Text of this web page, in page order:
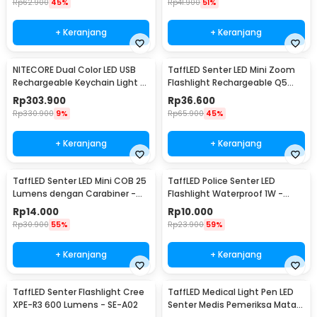
Rp62.900 45%
+ Keranjang
Rp41.900 51%
+ Keranjang
NITECORE Dual Color LED USB
Rechargeable Keychain Light -
THUMB
Rp303.900
Rp330.900 9%
+ Keranjang
TaffLED Senter LED Mini Zoom
Flashlight Rechargeable Q5
2000 Lumens
Rp36.600
Rp65.900 45%
+ Keranjang
TaffLED Senter LED Mini COB 25
Lumens dengan Carabiner -
BM-9402
Rp14.000
Rp30.900 55%
+ Keranjang
TaffLED Police Senter LED
Flashlight Waterproof 1W -
TAC2L
Rp10.000
Rp23.900 59%
+ Keranjang
TaffLED Senter Flashlight Cree
XPE-R3 600 Lumens - SE-A02
TaffLED Medical Light Pen LED
Senter Medis Pemeriksa Mata -